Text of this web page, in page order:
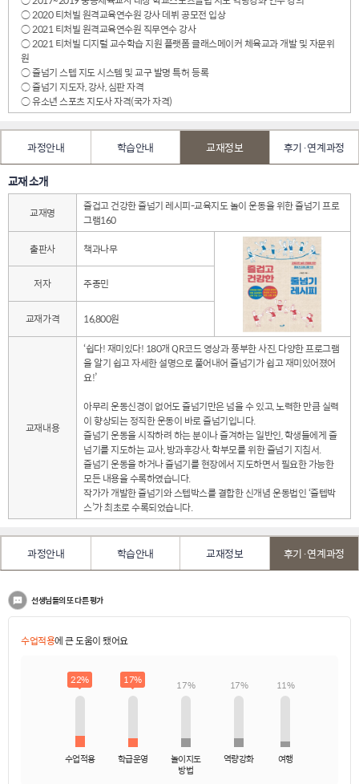
○ 2020 티처빌 원격교육연수원 강사 데뷔 공모전 입상
○ 2021 티처빌 원격교육연수원 직무연수 강사
○ 2021 티처빌 디지털 교수학습 지원 플랫폼 클래스메이커 체육교과 개발 및 자문위
원
○ 줄넘기 스텝 지도 시스템 및 교구 발명 특허 등록
○ 줄넘기 지도자, 강사, 심판 자격
○ 유소년 스포츠 지도사 자격(국가 자격)
과정안내 학습안내 교재정보 후기·연계과정
교재 소개
교재명
즐겁고 건강한 줄넘기 레시피-교육지도 놀이 운동을 위한 줄넘기 프로
그램160
출판사
책과나무
저자 주종민
교재가격 16,800원
교재내용
‘쉽다! 재미있다! 180개 QR코드 영상과 풍부한 사진, 다양한 프로그램
을 알기 쉽고 자세한 설명으로 풀어내어 줄넘기가 쉽고 재미있어졌어
요!’
아무리 운동신경이 없어도 줄넘기만은 넘을 수 있고, 노력한 만큼 실력
이 향상되는 정직한 운동이 바로 줄넘기입니다.
줄넘기 운동을 시작하려 하는 분이나 즐겨하는 일반인, 학생들에게 줄
넘기를 지도하는 교사, 방과후강사, 학부모를 위한 줄넘기 지침서.
줄넘기 운동을 하거나 줄넘기를 현장에서 지도하면서 필요한 가능한
모든 내용을 수록하였습니다.
작가가 개발한 줄넘기와 스텝박스를 결합한 신개념 운동법인 ‘줄텝박
스’가 최초로 수록되었습니다.
과정안내 학습안내 교재정보 후기·연계과정
선생님들의 또 다른 평가
수업적용에 큰 도움이 됐어요
22%
수업적용
17%
학급운영
17%
놀이지도
방법
17%
역량강화
11%
여행